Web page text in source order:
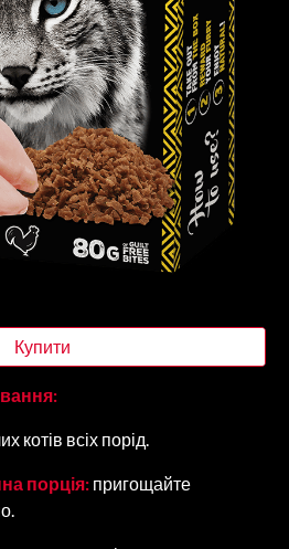
Купити
котів всіх порід.
порція: пригощайте